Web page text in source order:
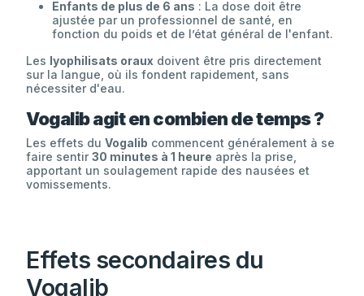
Enfants de plus de 6 ans : La dose doit être
ajustée par un professionnel de santé, en
fonction du poids et de l’état général de l'enfant.
Les lyophilisats oraux doivent être pris directement
sur la langue, où ils fondent rapidement, sans
nécessiter d'eau.
Vogalib agit en combien de temps ?
Les effets du Vogalib commencent généralement à se
faire sentir 30 minutes à 1 heure après la prise,
apportant un soulagement rapide des nausées et
vomissements.
Effets secondaires du
Vogalib